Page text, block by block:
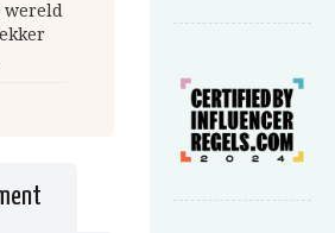
wereld